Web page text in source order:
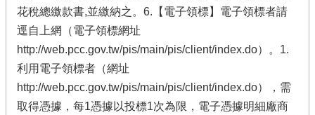
花稅總繳款書,並繳納之。6.【電子領標】電子領標者請
逕自上網（電子領標網址
http://web.pcc.gov.tw/pis/main/pis/client/index.do）。1.
利用電子領標者（網址
http://web.pcc.gov.tw/pis/main/pis/client/index.do），需
取得憑據，每1憑據以投標1次為限，電子憑據明細廠商